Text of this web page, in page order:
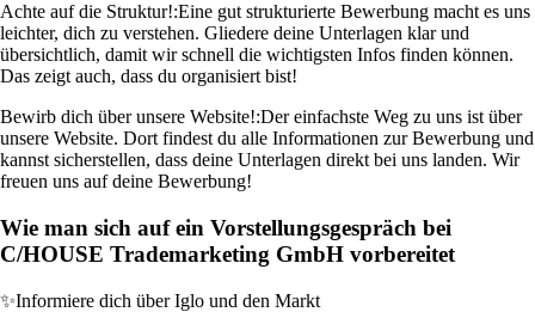
Achte auf die Struktur!:Eine gut strukturierte Bewerbung macht es uns
leichter, dich zu verstehen. Gliedere deine Unterlagen klar und
übersichtlich, damit wir schnell die wichtigsten Infos finden können.
Das zeigt auch, dass du organisiert bist!
Bewirb dich über unsere Website!:Der einfachste Weg zu uns ist über
unsere Website. Dort findest du alle Informationen zur Bewerbung und
kannst sicherstellen, dass deine Unterlagen direkt bei uns landen. Wir
freuen uns auf deine Bewerbung!
Wie man sich auf ein Vorstellungsgespräch bei
C/HOUSE Trademarketing GmbH vorbereitet
✨Informiere dich über Iglo und den Markt